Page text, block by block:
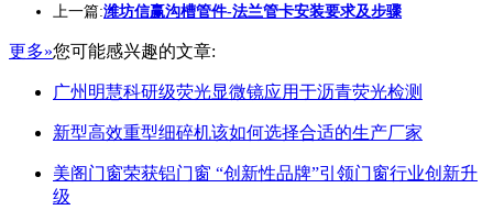
上一篇:潍坊信赢沟槽管件-法兰管卡安装要求及步骤
更多»您可能感兴趣的文章:
广州明慧科研级荧光显微镜应用于沥青荧光检测
新型高效重型细碎机该如何选择合适的生产厂家
美阁门窗荣获铝门窗 “创新性品牌”引领门窗行业创新升
级